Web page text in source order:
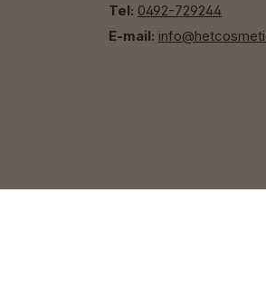
Tel: 0492-729244
E-mail: